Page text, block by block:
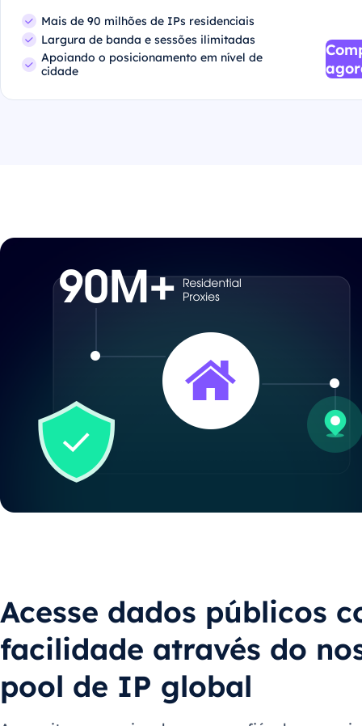
Mais de 90 milhões de IPs residenciais
Largura de banda e sessões ilimitadas
Apoiando o posicionamento em nível de
cidade
Acesse dados públicos
facilidade através do
pool de IP global